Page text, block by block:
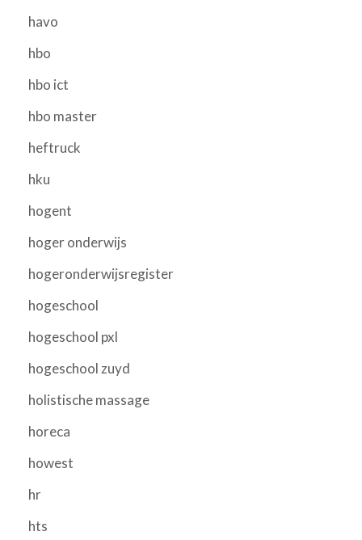
havo
hbo
hbo ict
hbo master
heftruck
hku
hogent
hoger onderwijs
hogeronderwijsregister
hogeschool
hogeschool pxl
hogeschool zuyd
holistische massage
horeca
howest
hr
hts